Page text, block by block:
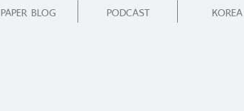
PAPER BLOG PODCAST KOREA